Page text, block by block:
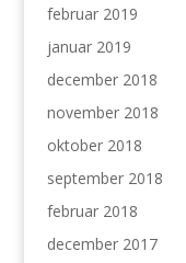
februar 2019
januar 2019
december 2018
november 2018
oktober 2018
september 2018
februar 2018
december 2017